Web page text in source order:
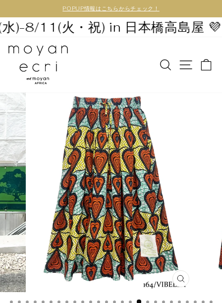
POPUP情報はこちらからチェック！
8/11(火・祝) in 日本橋高島屋 💜